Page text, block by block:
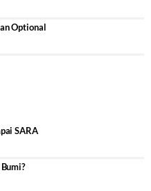
Optional
SARA